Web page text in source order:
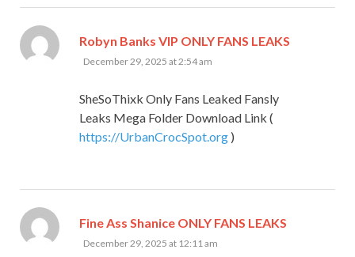
Robyn Banks VIP ONLY FANS LEAKS
December 29, 2025 at 2:54 am
SheSoThixk Only Fans Leaked Fansly
Leaks Mega Folder Download Link (
https://UrbanCrocSpot.org )
Fine Ass Shanice ONLY FANS LEAKS
December 29, 2025 at 12:11 am